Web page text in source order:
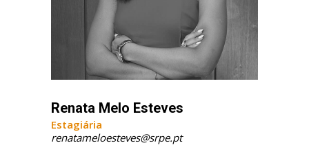
Renata Melo Esteves
Estagiária
renatameloesteves@srpe.pt